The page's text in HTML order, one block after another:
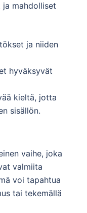
mahdolliset
ja niiden
hyväksyvät
kieltä, jotta
sisällön.
vaihe, joka
valmiita
voi tapahtua
tai tekemällä